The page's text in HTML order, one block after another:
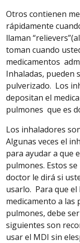
Otros contienen
rápidamente
llaman
toman cuando
medicamentos
Inhaladas, pueden
pulverizado. Los
depositan el
pulmones que es
Los inhaladores
Algunas veces el
para ayudar a que
pulmones. Estos se
doctor le dirá si
usarlo. Para que
medicamento a las
pulmones, debe
siguientes son
usar el MDI sin